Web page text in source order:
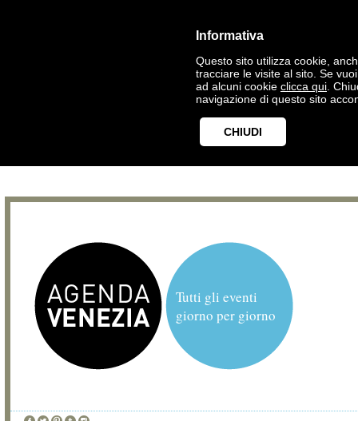
Informativa
Questo sito utilizza cookie,
tracciare le visite al sito. Se
ad alcuni cookie clicca qui .
navigazione di questo sito
CHIUDI
Tutti gli eventi
giorno per giorno